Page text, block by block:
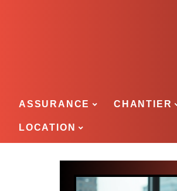
ASSURANCE CHANTIER
LOCATION